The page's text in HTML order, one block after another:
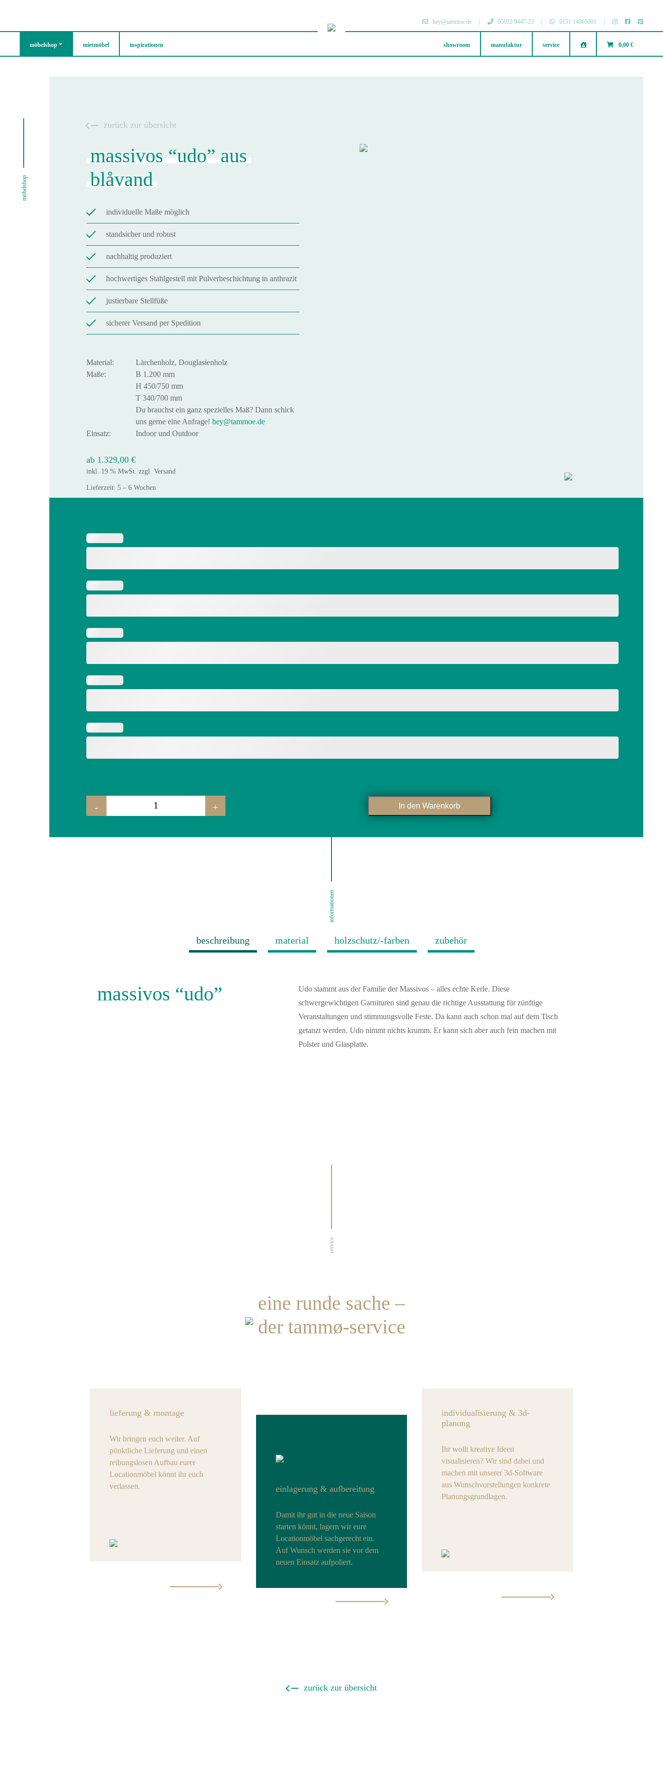
hey@tammoe.de 05022 9447-23 0151 14865001
möbelshop mietmöbel inspirationen showroom manufaktur service 0,00 €
zurück zur übersicht
massivos “udo” aus
blåvand
individuelle Maße möglich
standsicher und robust
nachhaltig produziert
hochwertiges Stahlgestell mit Pulverbeschichtung in anthrazit
justierbare Stellfüße
sicherer Versand per Spedition
Material:
Lärchenholz, Douglasienholz
Maße:
B 1.200 mm
H 450/750 mm
T 340/700 mm
Du brauchst ein ganz spezielles Maß? Dann schick
uns gerne eine Anfrage! hey@tammoe.de
Einsatz:
Indoor und Outdoor
ab 1.329,00 €
inkl. 19 % MwSt. zzgl. Versand
Lieferzeit: 5 – 6 Wochen
massivos "udo" menge
- + In den Warenkorb
möbelshop
informationen
beschreibung material holzschutz/-farben zubehör
massivos “udo”
Udo stammt aus der Familie der Massivos – alles echte Kerle. Diese
schwergewichtigen Garnituren sind genau die richtige Ausstattung für zünftige
Veranstaltungen und stimmungsvolle Feste. Da kann auch schon mal auf dem Tisch
getanzt werden. Udo nimmt nichts krumm. Er kann sich aber auch fein machen mit
Polster und Glasplatte.
service
eine runde sache –
der tammø-service
lieferung & montage
Wir bringen euch weiter. Auf
pünktliche Lieferung und einen
reibungslosen Aufbau eurer
Locationmöbel könnt ihr euch
verlassen.
einlagerung & aufbereitung
Damit ihr gut in die neue Saison
starten könnt, lagern wir eure
Locationmöbel sachgerecht ein.
Auf Wunsch werden sie vor dem
neuen Einsatz aufpoliert.
individualisierung & 3d-
planung
Ihr wollt kreative Ideen
visualisieren? Wir sind dabei und
machen mit unserer 3d-Software
aus Wunschvorstellungen konkrete
Planungsgrundlagen.
zurück zur übersicht